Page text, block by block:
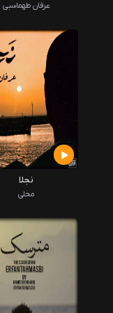
عرفان طهماسبی
نجلا
محلی